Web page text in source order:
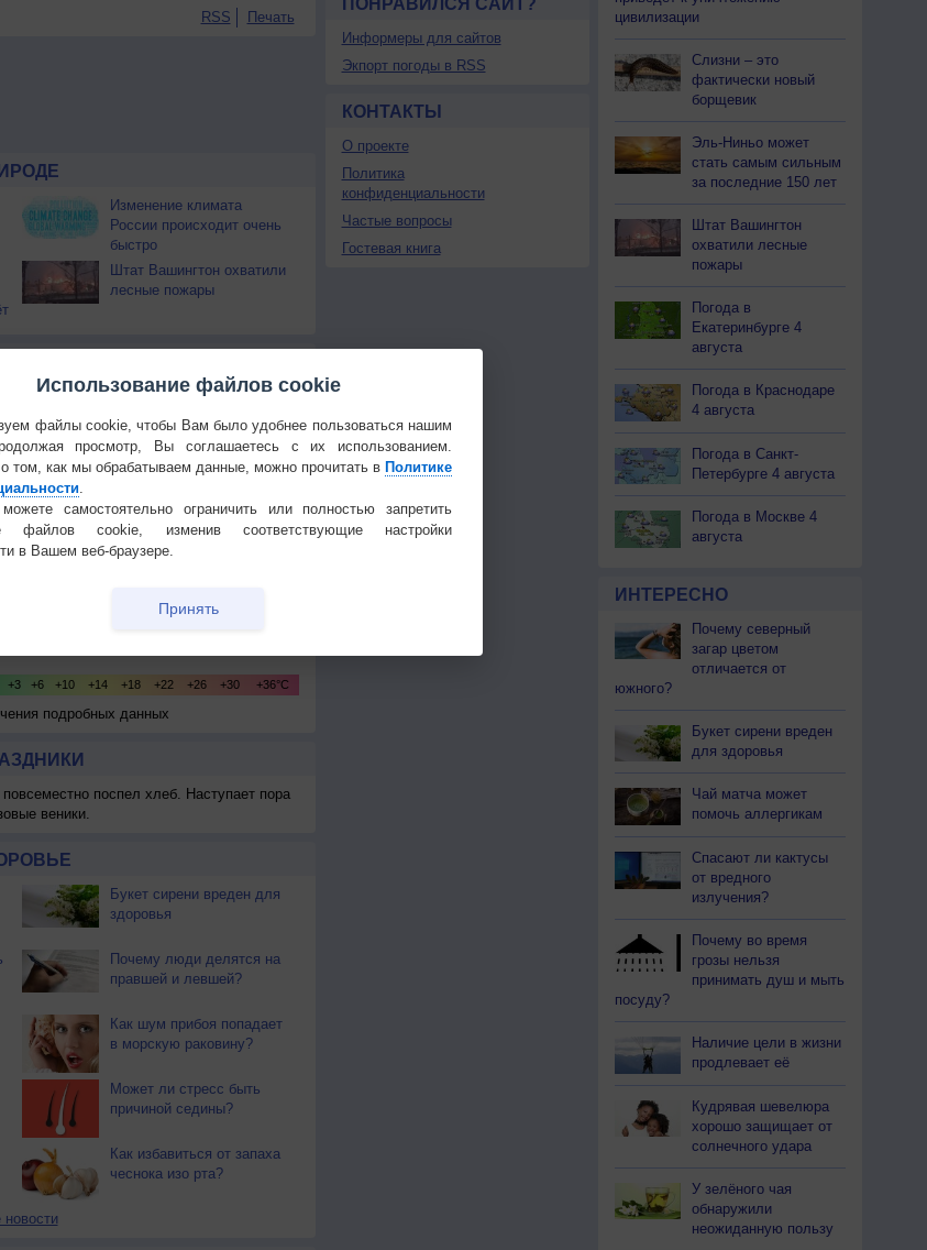
RSS Печать
Изменение климата
России происходит очень
быстро
Штат Вашингтон охватили
лесные пожары
подробных данных
поспел хлеб. Наступает пора
веники.
Букет сирени вреден для
здоровья
Почему люди делятся на
правшей и левшей?
Как шум прибоя попадает
в морскую раковину?
Может ли стресс быть
причиной седины?
Как избавиться от запаха
чеснока изо рта?
новости
ПОНРАВИЛСЯ САЙТ?
Информеры для сайтов
Экпорт погоды в RSS
КОНТАКТЫ
О проекте
Политика
конфиденциальности
Частые вопросы
Гостевая книга
цивилизации
Слизни – это
фактически новый
борщевик
Эль-Ниньо может
стать самым сильным
за последние 150 лет
Штат Вашингтон
охватили лесные
пожары
Погода в
Екатеринбурге 4
августа
Погода в Краснодаре
4 августа
Погода в Санкт-
Петербурге 4 августа
Погода в Москве 4
августа
ИНТЕРЕСНО
Почему северный
загар цветом
отличается от
южного?
Букет сирени вреден
для здоровья
Чай матча может
помочь аллергикам
Спасают ли кактусы
от вредного
излучения?
Почему во время
грозы нельзя
принимать душ и мыть
посуду?
Наличие цели в жизни
продлевает её
Кудрявая шевелюра
хорошо защищает от
солнечного удара
У зелёного чая
обнаружили
неожиданную пользу
Использование файлов cookie
файлы cookie, чтобы Вам было удобнее пользоваться нашим
просмотр, Вы соглашаетесь с их использованием.
том, как мы обрабатываем данные, можно прочитать в Политике
.
самостоятельно ограничить или полностью запретить
файлов cookie, изменив соответствующие настройки
в Вашем веб-браузере.
Принять